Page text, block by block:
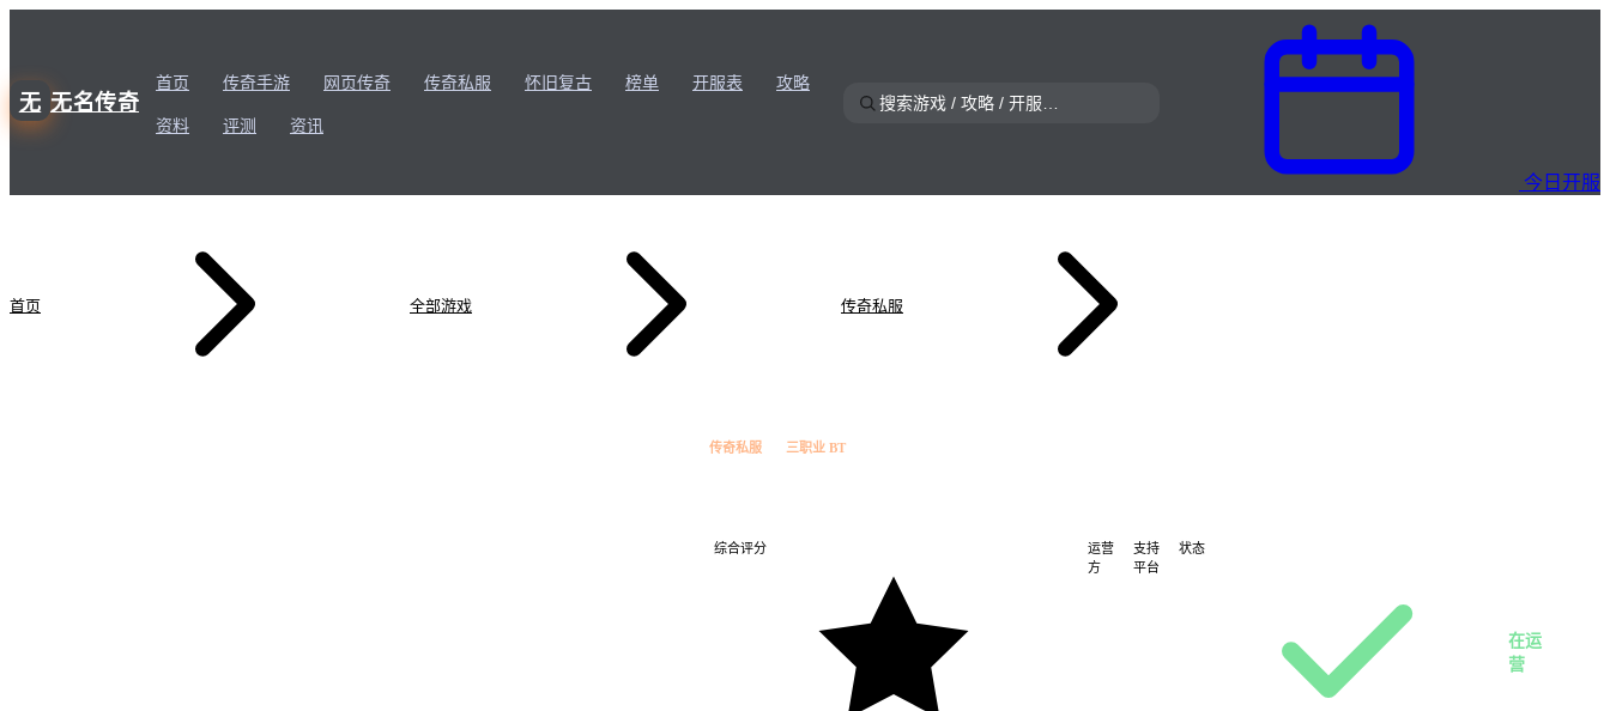
无 无名传奇
首页 传奇手游 网页传奇 传奇私服 怀旧复古 榜单 开服表 攻略
资料 评测 资讯
今日开服
首页 全部游戏 传奇私服
传奇私服 三职业 BT
综合评分
运营
方
支持
平台
状态
在运
营